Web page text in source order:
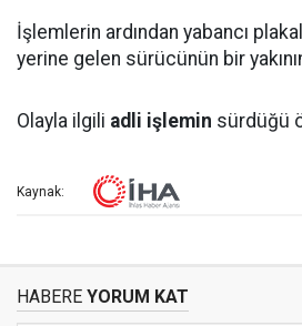
İşlemlerin ardından yabancı
yerine gelen sürücünün bir
Olayla ilgili adli işlemin sürdüğü
Kaynak:
HABERE YORUM KAT